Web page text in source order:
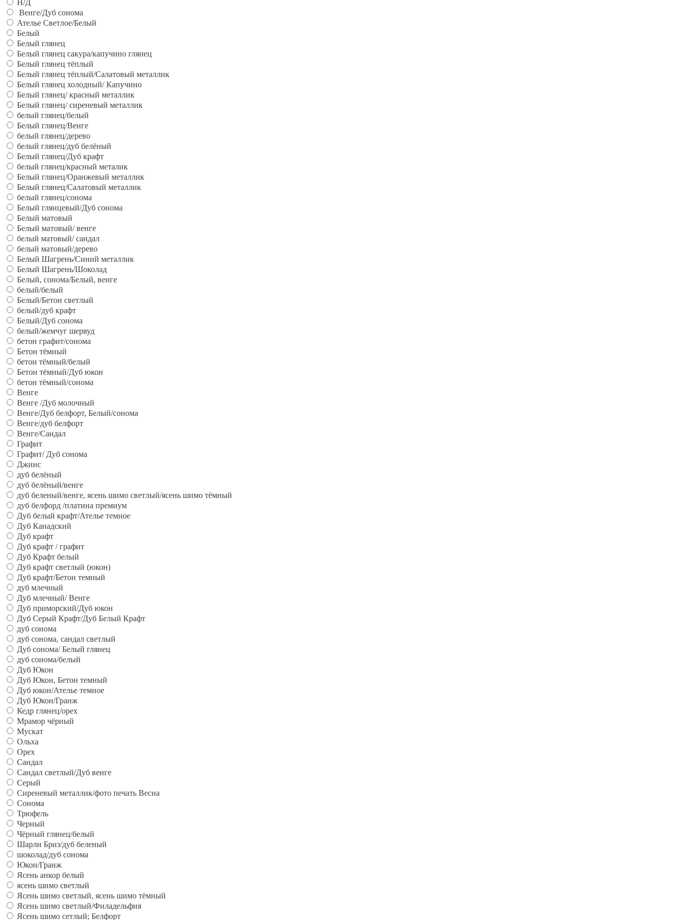
Н/Д
Венге/Дуб сонома
Ателье Светлое/Белый
Белый
Белый глянец
Белый глянец сакура/капучино глянец
Белый глянец тёплый
Белый глянец тёплый/Салатовый металлик
Белый глянец холодный/ Капучино
Белый глянец/ красный металлик
Белый глянец/ сиреневый металлик
белый глянец/белый
Белый глянец/Венге
белый глянец/дерево
белый глянец/дуб белёный
Белый глянец/Дуб крафт
белый глянец/красный металик
Белый глянец/Оранжевый металлик
Белый глянец/Салатовый металлик
белый глянец/сонома
Белый глянцевый/Дуб сонома
Белый матовый
Белый матовый/ венге
белый матовый/ сандал
белый матовый/дерево
Белый Шагрень/Синий металлик
Белый Шагрень/Шоколад
Белый, сонома/Белый, венге
белый/белый
Белый/Бетон светлый
белый/дуб крафт
Белый/Дуб сонома
белый/жемчуг шервуд
бетон графит/сонома
Бетон тёмный
бетон тёмный/белый
Бетон тёмный/Дуб юкон
бетон тёмный/сонома
Венге
Венге /Дуб молочный
Венге/Дуб белфорт, Белый/сонома
Венге/дуб белфорт
Венге/Сандал
Графит
Графит/ Дуб сонома
Джинс
дуб белёный
дуб белёный/венге
дуб беленый/венге, ясень шимо светлый/ясень шимо тёмный
дуб белфорд /платина премиум
Дуб белый крафт/Ателье темное
Дуб Канадский
Дуб крафт
Дуб крафт / графит
Дуб Крафт белый
Дуб крафт светлый (юкон)
Дуб крафт/Бетон темный
дуб млечный
Дуб млечный/ Венге
Дуб приморский/Дуб юкон
Дуб Серый Крафт/Дуб Белый Крафт
дуб сонома
дуб сонома, сандал светлый
Дуб сонома/ Белый глянец
дуб сонома/белый
Дуб Юкон
Дуб Юкон, Бетон темный
Дуб юкон/Ателье темное
Дуб Юкон/Гранж
Кедр глянец/орех
Мрамор чёрный
Мускат
Ольха
Орех
Сандал
Сандал светлый/Дуб венге
Серый
Сиреневый металлик/фото печать Весна
Сонома
Трюфель
Черный
Чёрный глянец/белый
Шарли Бриз/дуб беленый
шоколад/дуб сонома
Юкон/Гранж
Ясень анкор белый
ясень шимо светлый
Ясень шимо светлый, ясень шимо тёмный
Ясень шимо светлый/Филадельфия
Ясень шимо сетлый; Белфорт